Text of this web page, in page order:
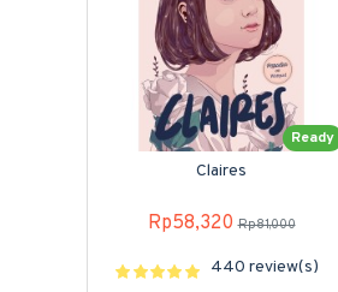
Ready
Claires
Rp58,320 Rp81,000
440 review(s)